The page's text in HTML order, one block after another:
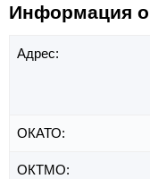
Информация
Адрес:
ОКАТО:
ОКТМО: